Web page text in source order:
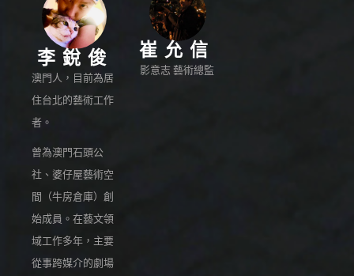
李銳俊
澳門人，目前為居
住台北的藝術工作
者。
曾為澳門石頭公
社、婆仔屋藝術空
間（牛房倉庫）創
始成員。在藝文領
域工作多年，主要
從事跨媒介的劇場
崔允信
影意志 藝術總監